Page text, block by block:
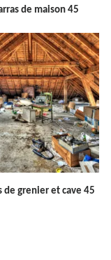
de maison 45
de grenier et cave 45